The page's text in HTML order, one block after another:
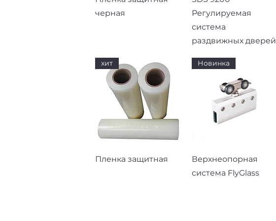
черная
Регулируемая
система
раздвижных дверей
Быстрый просмотр
хит
Пленка защитная Быстрый просмотр
Новинка
Верхнеопорная
система FlyGlass